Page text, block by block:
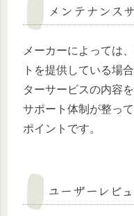
メンテナンス
メーカーによっては
トを提供している場
ターサービスの内容
サポート体制が整っ
ポイントです。
ユーザーレビ